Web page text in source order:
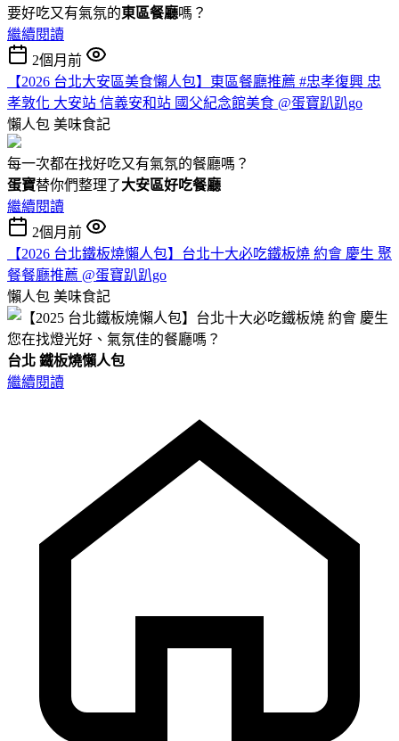
要好吃又有氣氛的東區餐廳嗎？
繼續閱讀
2個月前
【2026 台北大安區美食懶人包】東區餐廳推薦 #忠孝復興 忠
孝敦化 大安站 信義安和站 國父紀念館美食 @蛋寶趴趴go
懶人包 美味食記
每一次都在找好吃又有氣氛的餐廳嗎？
蛋寶替你們整理了大安區好吃餐廳
繼續閱讀
2個月前
【2026 台北鐵板燒懶人包】台北十大必吃鐵板燒 約會 慶生 聚
餐餐廳推薦 @蛋寶趴趴go
懶人包 美味食記
您在找燈光好、氣氛佳的餐廳嗎？
台北 鐵板燒懶人包
繼續閱讀